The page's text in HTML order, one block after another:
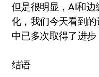
但是很明显，AI和
化，我们今天看到
中已多次取得了进步
结语